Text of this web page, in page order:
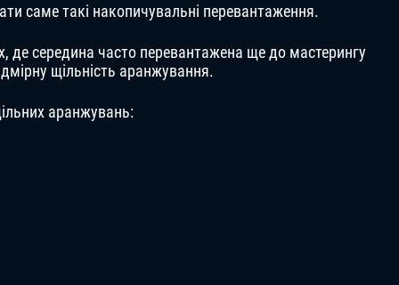
саме такі накопичувальні перевантаження.
де середина часто перевантажена ще до мастерингу
щільність аранжування.
аранжувань: